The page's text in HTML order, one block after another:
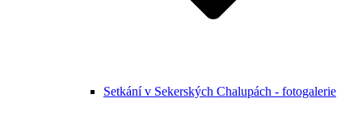
Setkání v Sekerských Chalupách - fotogalerie